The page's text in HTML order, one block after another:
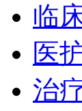
临
医
治